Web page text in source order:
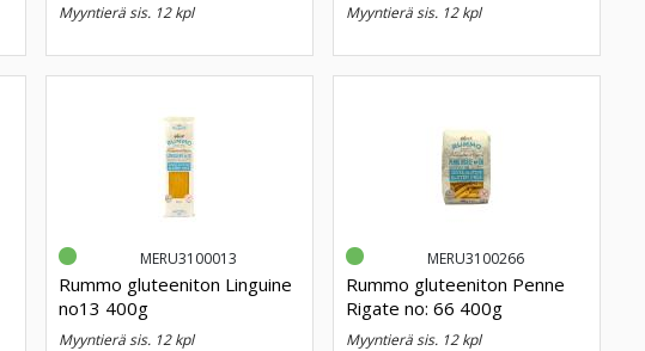
myyntierä sis. 12 kpl myyntierä sis. 12 kpl
MERU3100013
Rummo gluteeniton Linguine
no13 400g
myyntierä sis. 12 kpl
MERU3100266
Rummo gluteeniton Penne
Rigate no: 66 400g
myyntierä sis. 12 kpl